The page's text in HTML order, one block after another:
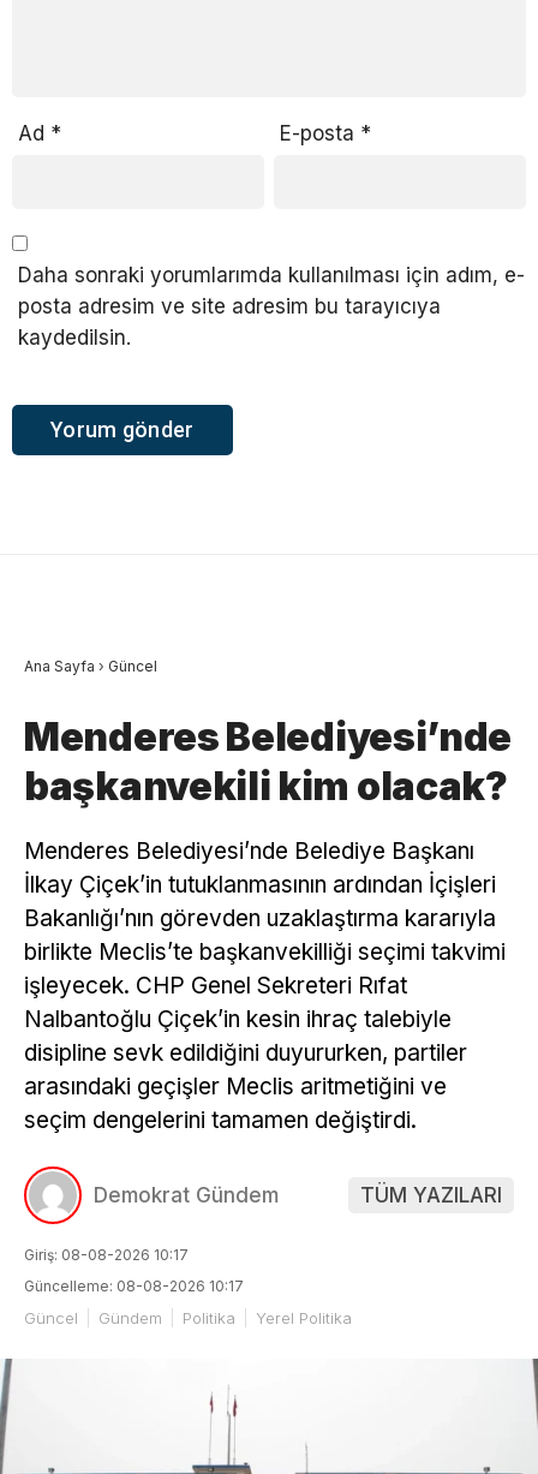
Ad * E-posta *
Daha sonraki yorumlarımda kullanılması için adım, e-
posta adresim ve site adresim bu tarayıcıya
kaydedilsin.
Ana Sayfa › Güncel
Menderes Belediyesi’nde
başkanvekili kim olacak?
Menderes Belediyesi’nde Belediye Başkanı
İlkay Çiçek’in tutuklanmasının ardından İçişleri
Bakanlığı’nın görevden uzaklaştırma kararıyla
birlikte Meclis’te başkanvekilliği seçimi takvimi
işleyecek. CHP Genel Sekreteri Rıfat
Nalbantoğlu Çiçek’in kesin ihraç talebiyle
disipline sevk edildiğini duyururken, partiler
arasındaki geçişler Meclis aritmetiğini ve
seçim dengelerini tamamen değiştirdi.
Demokrat Gündem TÜM YAZILARI
Giriş: 08-08-2026 10:17
Güncelleme: 08-08-2026 10:17
Güncel Gündem Politika Yerel Politika